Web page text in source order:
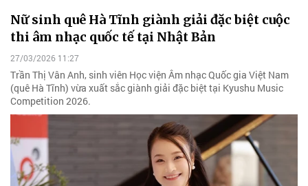
Nữ sinh quê Hà Tĩnh giành giải đặc biệt cuộc
thi âm nhạc quốc tế tại Nhật Bản
27/03/2026 11:27
Trần Thị Vân Anh, sinh viên Học viện Âm nhạc Quốc gia Việt Nam
(quê Hà Tĩnh) vừa xuất sắc giành giải đặc biệt tại Kyushu Music
Competition 2026.